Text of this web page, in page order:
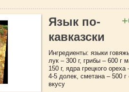
Язык по-
кавказски
Ингредиенты: языки
лук – 300 г, грибы – 600 г
150 г, ядра грецкого
4-5 долек, сметана – 500
вкусу